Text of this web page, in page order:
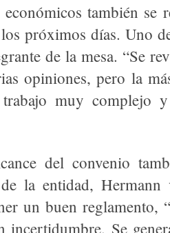
también se
próximos días. Uno
de la mesa. “Se
opiniones, pero la
muy complejo
del convenio
la entidad,
un buen reglamento,
incertidumbre. Se